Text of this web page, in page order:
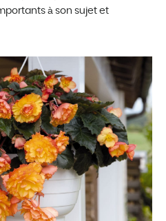
à son sujet et